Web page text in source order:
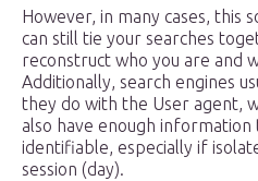
However, in many cases, this
can still tie your searches
reconstruct who you are and
Additionally, search engines
they do with the User agent,
also have enough
identifiable, especially if
session (day).